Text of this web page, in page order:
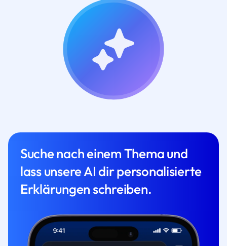
Suche nach einem Thema und
lass unsere AI dir personalisierte
Erklärungen schreiben.